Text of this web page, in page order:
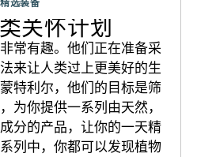
关怀计划
常有趣。他们正在准备采
来让人类过上更美好的生
特利尔，他们的目标是筛
为你提供一系列由天然，
分的产品，让你的一天精
列中，你都可以发现植物